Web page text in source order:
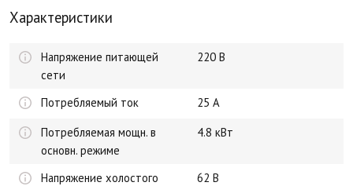
Характеристики
Напряжение питающей
сети
220 В
Потребляемый ток
25 А
Потребляемая мощн. в
основн. режиме
4.8 кВт
Напряжение холостого
62 В